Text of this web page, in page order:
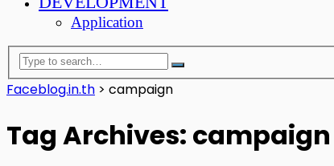
Application
Faceblog.in.th > campaign
Tag Archives: campaign